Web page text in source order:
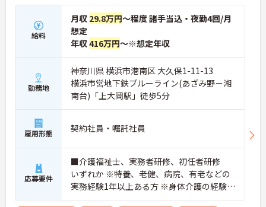
給料
月収 29.8万円～程度 諸手当込・夜勤4回/月
想定
年収416万円～※想定年収
勤務地
神奈川県 横浜市港南区 大久保1-11-13
横浜市営地下鉄ブルーライン(あざみ野－湘
南台)「上大岡駅」徒歩5分
雇用形態 契約社員・嘱託社員
応募要件
■介護福祉士、実務者研修、初任者研修
いずれか ※特養、老健、病院、有老などの
実務経験1年以上ある方 ※身体介護の経験年
以上ある方、機械浴の使用の経験のある方